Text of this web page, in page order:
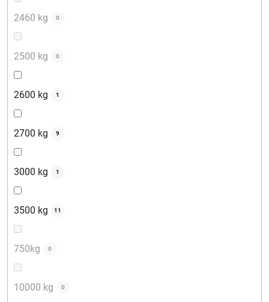
2460 kg 0
2500 kg 0
2600 kg 1
2700 kg 9
3000 kg 1
3500 kg 11
750kg 0
10000 kg 0